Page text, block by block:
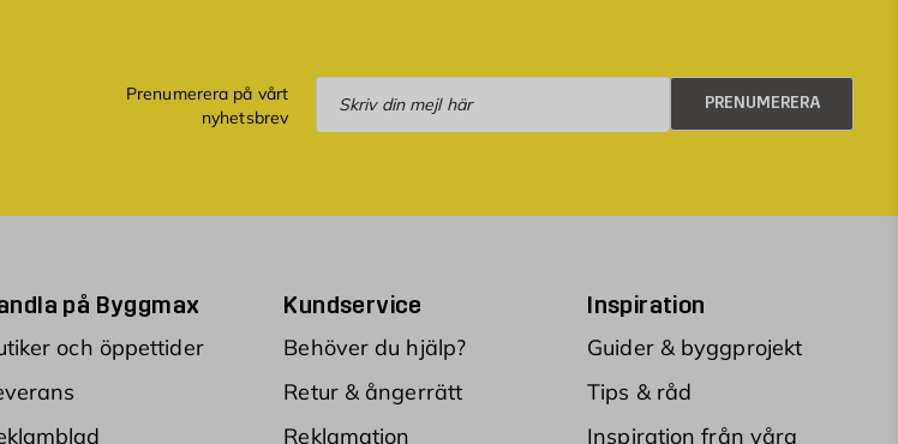
Prenumerera på vårt
nyhetsbrev
Prenumerera
PRENUMERERA
på Byggmax
och öppettider
Kundservice
Behöver du hjälp?
Retur & ångerrätt
Reklamation
Inspiration
Guider & byggprojekt
Tips & råd
Inspiration från våra